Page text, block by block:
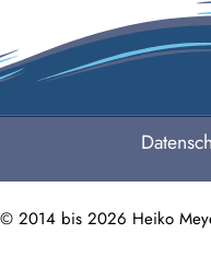
© 2014 bis 2026 Heiko